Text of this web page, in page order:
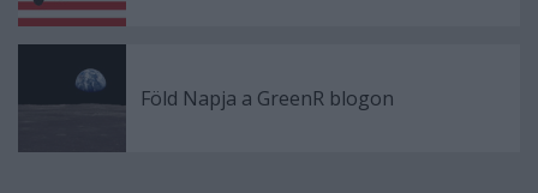
Föld Napja a GreenR blogon